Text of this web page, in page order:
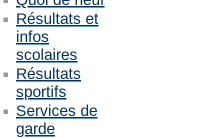
Résultats et
infos
scolaires
Résultats
sportifs
Services de
garde